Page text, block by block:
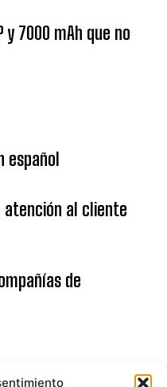
y 7000 mAh que no
español
atención al cliente
de